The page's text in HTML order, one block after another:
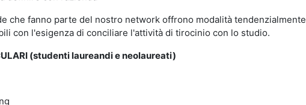
che fanno parte del nostro network offrono modalità tendenzialmente
con l'esigenza di conciliare l'attività di tirocinio con lo studio.
(studenti laureandi e neolaureati)